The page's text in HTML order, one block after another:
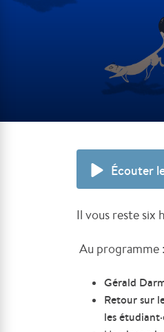
Écouter
Il vous reste six
Au programme :
Gérald
Retour sur
les étudiant